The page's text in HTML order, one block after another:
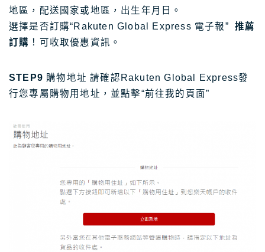
地區，配送國家或地區，出生年月日。
選擇是否訂購“Rakuten Global Express 電子報”推薦
訂購 ！可收取優惠資訊。
STEP9 購物地址 請確認Rakuten Global Express發
行您專屬購物用地址，並點擊“前往我的頁面”